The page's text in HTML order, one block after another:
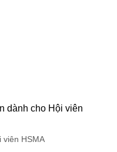
dành cho Hội viên
viên HSMA